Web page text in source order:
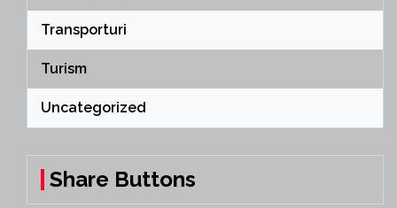
Transporturi
Turism
Uncategorized
Share Buttons